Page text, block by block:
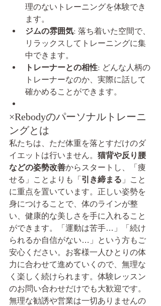
理のないトレーニングを体験でき
ます。
ジムの雰囲気: 落ち着いた空間で、
リラックスしてトレーニングに集
中できます。
トレーナーとの相性: どんな人柄の
トレーナーなのか、実際に話して
確かめることができます。
×Rebodyのパーソナルトレーニ
ングとは
私たちは、ただ体重を落とすだけのダ
イエットは行いません。 猫背や反り腰
などの姿勢改善からスタートし、「痩
せる」ことよりも「引き締まる 」こと
に重点を置いています。正しい姿勢を
身につけることで、体のラインが整
い、健康的な美しさを手に入れること
ができます。「運動は苦手…」「続け
られるか自信がない…」という方もご
安心ください。お客様一人ひとりの体
力に合わせて進めていくので、無理な
く楽しく続けられます。体験レッスン
のお問い合わせだけでも大歓迎です。
無理な勧誘や営業は一切ありませんの